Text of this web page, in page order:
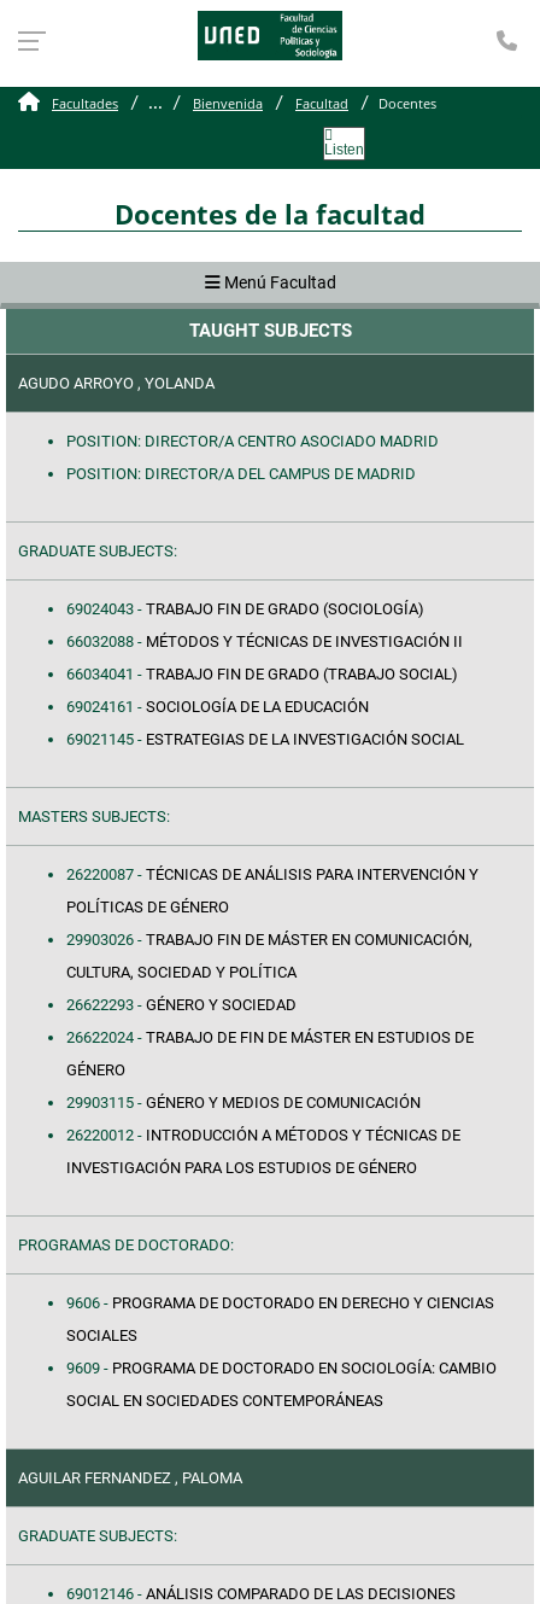
Docentes
Facultades ... Bienvenida Facultad Docentes
Listen
Docentes de la facultad
Menú Facultad
TAUGHT SUBJECTS
AGUDO ARROYO , YOLANDA
POSITION: DIRECTOR/A CENTRO ASOCIADO MADRID
POSITION: DIRECTOR/A DEL CAMPUS DE MADRID
GRADUATE SUBJECTS:
69024043 - TRABAJO FIN DE GRADO (SOCIOLOGÍA)
66032088 - MÉTODOS Y TÉCNICAS DE INVESTIGACIÓN II
66034041 - TRABAJO FIN DE GRADO (TRABAJO SOCIAL)
69024161 - SOCIOLOGÍA DE LA EDUCACIÓN
69021145 - ESTRATEGIAS DE LA INVESTIGACIÓN SOCIAL
MASTERS SUBJECTS:
26220087 - TÉCNICAS DE ANÁLISIS PARA INTERVENCIÓN Y
POLÍTICAS DE GÉNERO
29903026 - TRABAJO FIN DE MÁSTER EN COMUNICACIÓN,
CULTURA, SOCIEDAD Y POLÍTICA
26622293 - GÉNERO Y SOCIEDAD
26622024 - TRABAJO DE FIN DE MÁSTER EN ESTUDIOS DE
GÉNERO
29903115 - GÉNERO Y MEDIOS DE COMUNICACIÓN
26220012 - INTRODUCCIÓN A MÉTODOS Y TÉCNICAS DE
INVESTIGACIÓN PARA LOS ESTUDIOS DE GÉNERO
PROGRAMAS DE DOCTORADO:
9606 - PROGRAMA DE DOCTORADO EN DERECHO Y CIENCIAS
SOCIALES
9609 - PROGRAMA DE DOCTORADO EN SOCIOLOGÍA: CAMBIO
SOCIAL EN SOCIEDADES CONTEMPORÁNEAS
AGUILAR FERNANDEZ , PALOMA
GRADUATE SUBJECTS:
69012146 - ANÁLISIS COMPARADO DE LAS DECISIONES